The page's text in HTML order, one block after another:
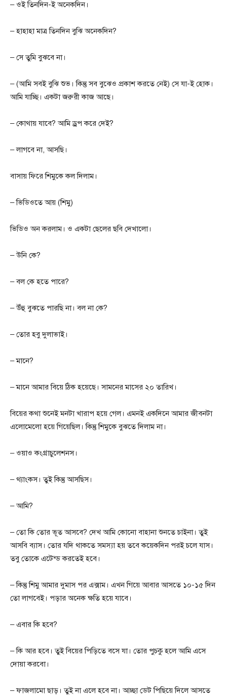
– ওই তিনদিন-ই অনেকদিন।
– হাহাহা মাত্র তিনদিন বুঝি অনেকদিন?
– সে তুমি বুঝবে না।
– (আমি সবই বুঝি শুভ। কিন্তু সব বুঝেও প্রকাশ করতে নেই) সে যা-ই হোক।
আমি যাচ্ছি। একটা জরুরী কাজ আছে।
– কোথায় যাবে? আমি ড্রপ করে দেই?
– লাগবে না, আসছি।
বাসায় ফিরে শিমুকে কল দিলাম।
– ভিডিওতে আয় (শিমু)
ভিডিও অন করলাম। ও একটা ছেলের ছবি দেখালো।
– উনি কে?
– বল কে হতে পারে?
– উঁহু বুঝতে পারছি না। বল না কে?
– তোর হবু দুলাভাই।
– মানে?
– মানে আমার বিয়ে ঠিক হয়েছে। সামনের মাসের ২০ তারিখ।
বিয়ের কথা শুনেই মনটা খারাপ হয়ে গেল। এমনই একদিনে আমার জীবনটা
এলোমেলো হয়ে গিয়েছিল। কিন্তু শিমুকে বুঝতে দিলাম না।
– ওয়াও কংগ্রাচুলেশনস।
– থ্যাংকস। তুই কিন্তু আসছিস।
– আমি?
– তো কি তোর ভূত আসবে? দেখ আমি কোনো বাহানা শুনতে চাইনা। তুই
আসবি ব্যাস। তোর যদি থাকতে সমস্যা হয় তবে কয়েকদিন পরই চলে যাস।
তবু তোকে এটেন্ড করতেই হবে।
– কিন্তু শিমু আমার দুমাস পর এক্সাম। এখন গিয়ে আবার আসতে ১০-১৫ দিন
তো লাগবেই। পড়ার অনেক ক্ষতি হয়ে যাবে।
– এবার কি হবে?
– কি আর হবে। তুই বিয়ের পিড়িতে বসে যা। তোর পুচকু হলে আমি এসে
দোয়া করবো।
– ফাজলামো ছাড়। তুই না এলে হবে না। আচ্ছা ডেট পিছিয়ে দিলে আসতে